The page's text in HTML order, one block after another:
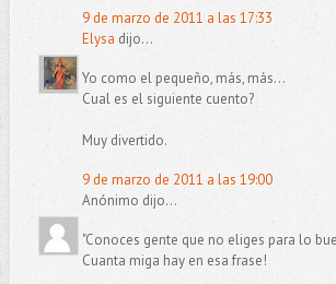
9 de marzo de 2011 a las 17:33
Elysa dijo...
Yo como el pequeño, más, más...
Cual es el siguiente cuento?
Muy divertido.
9 de marzo de 2011 a las 19:00
Anónimo dijo...
"Conoces gente que no eliges para lo
Cuanta miga hay en esa frase!